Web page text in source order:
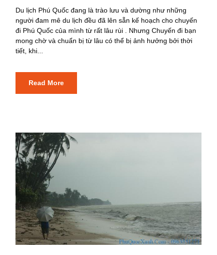
Du lịch Phú Quốc đang là trào lưu và dường như những
người đam mê du lịch đều đã lên sẵn kế hoạch cho chuyến
đi Phú Quốc của mình từ rất lâu rùi . Nhưng Chuyến đi bạn
mong chờ và chuẩn bị từ lâu có thể bị ảnh hưởng bởi thời
tiết, khi...
Read More